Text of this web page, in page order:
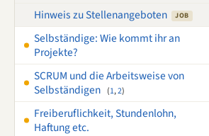
Hinweis zu Stellenangeboten
JOB
Selbständige: Wie kommt ihr an
Projekte?
SCRUM und die Arbeitsweise von
Selbständigen (1,2)
Freiberuflichkeit, Stundenlohn,
Haftung etc.